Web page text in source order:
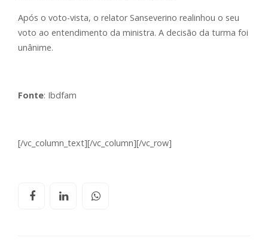
Após o voto-vista, o relator Sanseverino realinhou o seu
voto ao entendimento da ministra. A decisão da turma foi
unânime.
Fonte: Ibdfam
[/vc_column_text][/vc_column][/vc_row]